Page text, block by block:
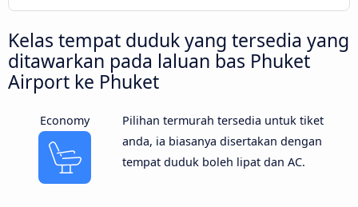
Kelas tempat duduk yang tersedia yang
ditawarkan pada laluan bas Phuket
Airport ke Phuket
Economy
Pilihan termurah tersedia untuk tiket
anda, ia biasanya disertakan dengan
tempat duduk boleh lipat dan AC.